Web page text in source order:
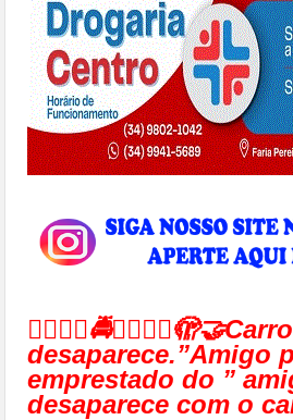
desaparece.”Amigo
emprestado do ”
desaparece com o